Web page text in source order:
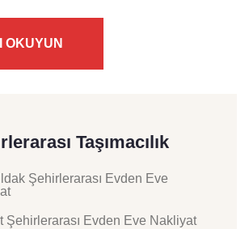
OKUYUN
Taşımacılık
Şehirlerarası Evden Eve
Şehirlerarası Evden Eve Nakliyat